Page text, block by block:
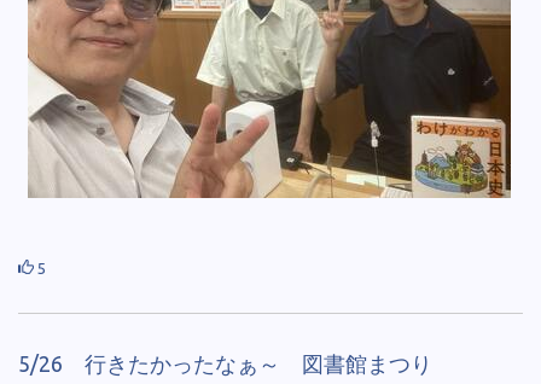
5
5/26 行きたかったなぁ～ 図書館まつり